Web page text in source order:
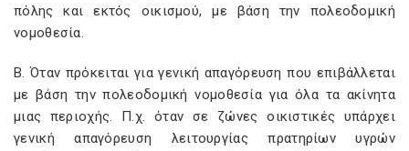
πόλης και εκτός οικισμού, με βάση την πολεοδομική
νομοθεσία.
Β. Όταν πρόκειται για γενική απαγόρευση που επιβάλλεται
με βάση την πολεοδομική νομοθεσία για όλα τα ακίνητα
μιας περιοχής. Π.χ. όταν σε ζώνες οικιστικές υπάρχει
γενική απαγόρευση λειτουργίας πρατηρίων υγρών